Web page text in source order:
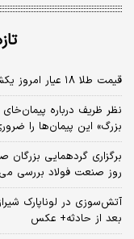
قیمت طلا ۱۸ عیار امروز یکشنبه ۱۸ مرداد ۱۴۰۵/کاهش قیمت طلا
نظر ظریف درباره
بزرگ» این پیمان‌ها را
برگزاری گردهمایی
روز صنعت فولاد بررسی
آتش‌سوزی در لوناپارک
بعد از حادثه+ عکس